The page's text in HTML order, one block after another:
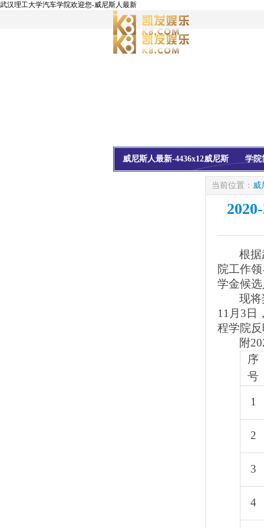
武汉理工大学汽车学院欢迎您-威尼斯人最新
威尼斯人最新-4436x12威尼斯 学院
当前位置： 威
根
院工作
学金候
现
11 月 3 日
程学院
附
序
号
1
2
3
4